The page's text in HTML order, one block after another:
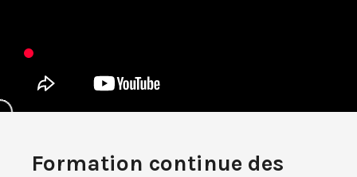
Formation continue des